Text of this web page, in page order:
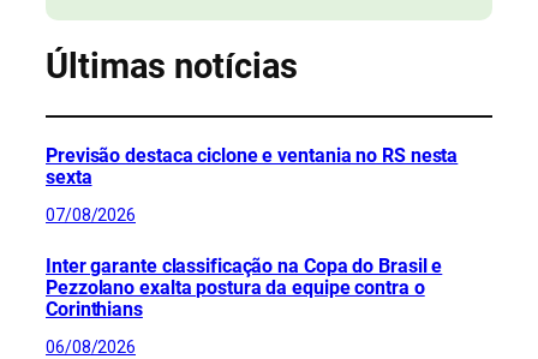
Últimas notícias
Previsão destaca ciclone e ventania no RS nesta
sexta
07/08/2026
Inter garante classificação na Copa do Brasil e
Pezzolano exalta postura da equipe contra o
Corinthians
06/08/2026